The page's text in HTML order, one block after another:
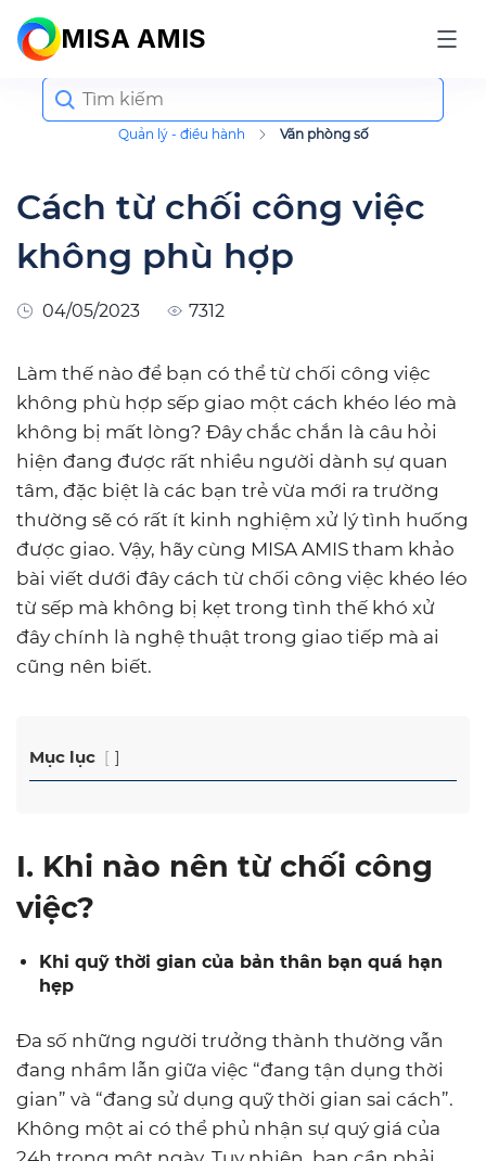
MISA AMIS
Quản lý - điều hành Văn phòng số
Search
for:
Cách từ chối công việc
không phù hợp
04/05/2023 7312
Làm thế nào để bạn có thể từ chối công việc
không phù hợp sếp giao một cách khéo léo mà
không bị mất lòng? Đây chắc chắn là câu hỏi
hiện đang được rất nhiều người dành sự quan
tâm, đặc biệt là các bạn trẻ vừa mới ra trường
thường sẽ có rất ít kinh nghiệm xử lý tình huống
được giao. Vậy, hãy cùng MISA AMIS tham khảo
bài viết dưới đây cách từ chối công việc khéo léo
từ sếp mà không bị kẹt trong tình thế khó xử
đây chính là nghệ thuật trong giao tiếp mà ai
cũng nên biết.
Mục lục
I. Khi nào nên từ chối công
việc?
Khi quỹ thời gian của bản thân bạn quá hạn
hẹp
Đa số những người trưởng thành thường vẫn
đang nhầm lẫn giữa việc “đang tận dụng thời
gian” và “đang sử dụng quỹ thời gian sai cách”.
Không một ai có thể phủ nhận sự quý giá của